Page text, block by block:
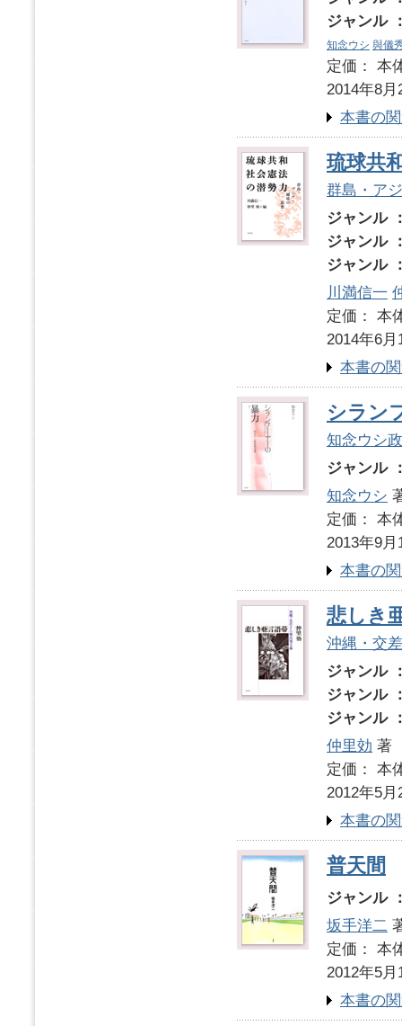
ジャンル
知念ウシ 與儀
定価：
2014年8月
本書の
琉球共
群島・ア
ジャンル
ジャンル
ジャンル
川満信一
定価：
2014年6月
本書の
シラン
知念ウシ
ジャンル
知念ウシ
定価：
2013年9月
本書の
悲しき
沖縄・交
ジャンル
ジャンル
ジャンル
仲里効 著
定価：
2012年5月
本書の
普天間
ジャンル
坂手洋二
定価：
2012年5月
本書の